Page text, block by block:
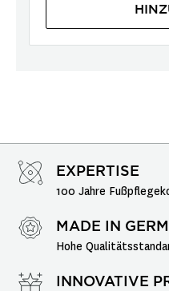
EXPERTISE
100 Jahre
MADE IN
Hohe
INNOVATIVE